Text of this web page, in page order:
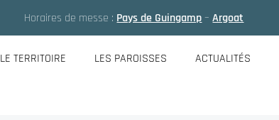
Horaires de messe : Pays de Guingamp–Argoat
LE TERRITOIRE LES PAROISSES ACTUALITÉS